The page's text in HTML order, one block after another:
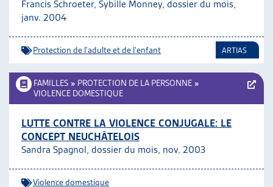
Francis Schroeter, Sybille Monney, dossier du mois,
janv. 2004
Protection de l'adulte et de l'enfant ARTIAS
FAMILLES » PROTECTION DE LA PERSONNE »
VIOLENCE DOMESTIQUE
LUTTE CONTRE LA VIOLENCE CONJUGALE: LE
CONCEPT NEUCHÂTELOIS
Sandra Spagnol, dossier du mois, nov. 2003
Violence domestique